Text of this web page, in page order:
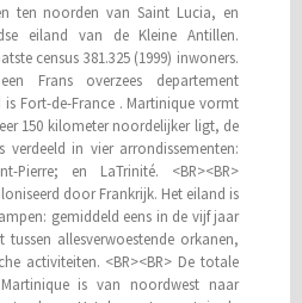
ten noorden van Saint Lucia, en
eiland van de Kleine Antillen.
census 381.325 (1999) inwoners.
Frans overzees departement
Fort-de-France . Martinique vormt
150 kilometer noordelijker ligt, de
verdeeld in vier arrondissementen:
Pierre; en LaTrinité. <BR><BR>
door Frankrijk. Het eiland is
gemiddeld eens in de vijf jaar
tussen allesverwoestende orkanen,
activiteiten. <BR><BR> De totale
is van noordwest naar